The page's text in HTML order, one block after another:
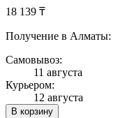
18 139 ₸
Получение в Алматы:
Самовывоз:
11 августа
Курьером:
12 августа
В корзину